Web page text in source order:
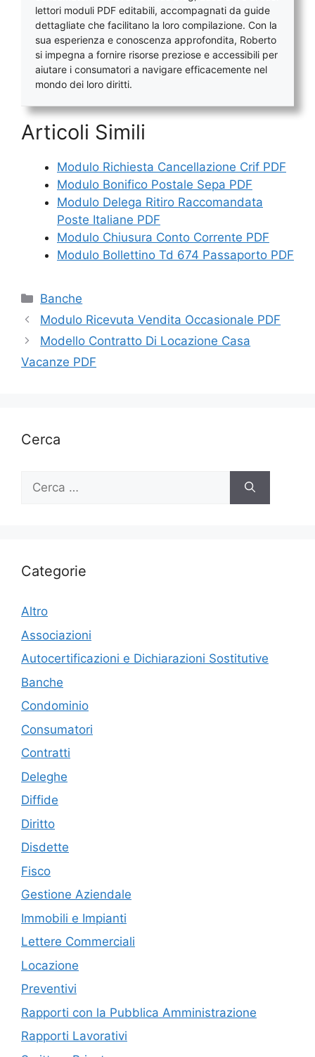
lettori moduli PDF editabili, accompagnati da guide
dettagliate che facilitano la loro compilazione. Con la
sua esperienza e conoscenza approfondita, Roberto
si impegna a fornire risorse preziose e accessibili per
aiutare i consumatori a navigare efficacemente nel
mondo dei loro diritti.
Articoli Simili
Modulo Richiesta Cancellazione Crif PDF
Modulo Bonifico Postale Sepa PDF
Modulo Delega Ritiro Raccomandata
Poste Italiane PDF
Modulo Chiusura Conto Corrente PDF
Modulo Bollettino Td 674 Passaporto PDF
Categorie
Banche
Modulo Ricevuta Vendita Occasionale PDF
Modello Contratto Di Locazione Casa
Vacanze PDF
Cerca
Ricerca
Categorie
Altro
Associazioni
Autocertificazioni e Dichiarazioni Sostitutive
Banche
Condominio
Consumatori
Contratti
Deleghe
Diffide
Diritto
Disdette
Fisco
Gestione Aziendale
Immobili e Impianti
Lettere Commerciali
Locazione
Preventivi
Rapporti con la Pubblica Amministrazione
Rapporti Lavorativi